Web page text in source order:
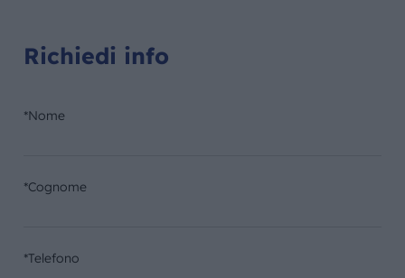
Richiedi info
*Nome
*Cognome
*Telefono